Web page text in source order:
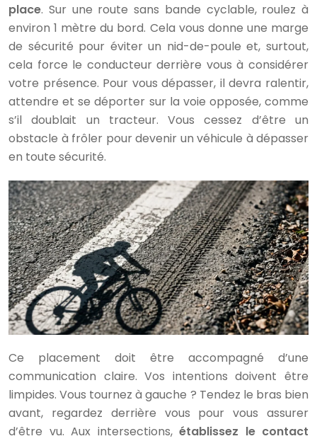
place. Sur une route sans bande cyclable, roulez à
environ 1 mètre du bord. Cela vous donne une marge
de sécurité pour éviter un nid-de-poule et, surtout,
cela force le conducteur derrière vous à considérer
votre présence. Pour vous dépasser, il devra ralentir,
attendre et se déporter sur la voie opposée, comme
s’il doublait un tracteur. Vous cessez d’être un
obstacle à frôler pour devenir un véhicule à dépasser
en toute sécurité.
Ce placement doit être accompagné d’une
communication claire. Vos intentions doivent être
limpides. Vous tournez à gauche ? Tendez le bras bien
avant, regardez derrière vous pour vous assurer
d’être vu. Aux intersections, établissez le contact